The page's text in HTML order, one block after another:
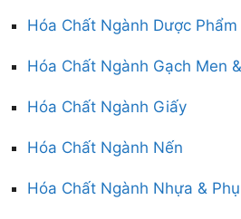
Hóa Chất Ngành Dược Phẩm
Hóa Chất Ngành Gạch Men
Hóa Chất Ngành Giấy
Hóa Chất Ngành Nến
Hóa Chất Ngành Nhựa &